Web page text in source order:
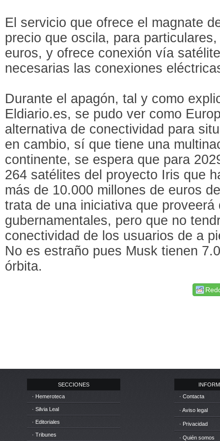
El servicio que ofrece el magnate
precio que oscila, para
euros, y ofrece conexión vía
necesarias las conexiones
Durante el apagón, tal y como
Eldiario.es, se pudo ver como
alternativa de conectividad para
en cambio, sí que tiene una
continente, se espera que para
264 satélites del proyecto Iris que
más de 10.000 millones de euros
trata de una iniciativa que
gubernamentales, pero que no
conectividad de los usuarios de a
No es estraño pues Musk tienen
órbita.
SECCIONES
· Hemeroteca
· Silvia Leal
· Editoriales
· Tribunes
· Contacta
· Aviso legal
· Privacidad
· Quién somos